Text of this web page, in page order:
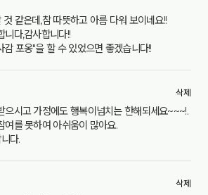
같은데,참 따뜻하고 아름 다워 보이네요!!
니다,감사합니다!!
포옹"을 할 수 있었으면 좋겠습니다!!
삭제
으시고 가정에도 행복이넘치는 한해되세요~~~!.
여를 못하여 아쉬움이 많아요.
다.
삭제